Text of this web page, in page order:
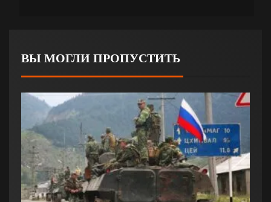
ВЫ МОГЛИ ПРОПУСТИТЬ